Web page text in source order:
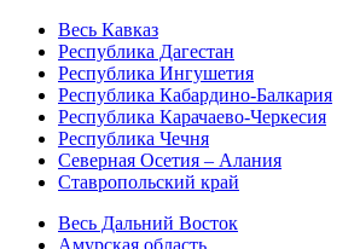
Весь Кавказ
Республика Дагестан
Республика Ингушетия
Республика Кабардино-Балкария
Республика Карачаево-Черкесия
Республика Чечня
Северная Осетия – Алания
Ставропольский край
Весь Дальний Восток
Амурская область